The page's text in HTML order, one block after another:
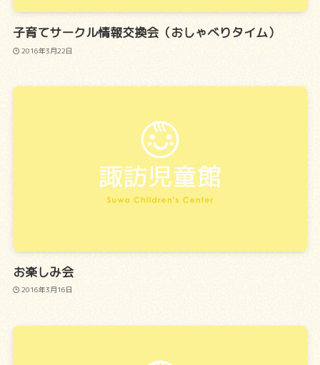
子育てサークル情報交換会（おしゃべりタイム）
2016年3月22日
お楽しみ会
2016年3月16日